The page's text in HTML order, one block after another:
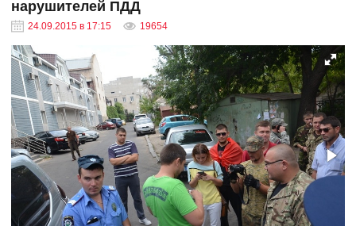
нарушителей ПДД
24.09.2015 в 17:15 19654